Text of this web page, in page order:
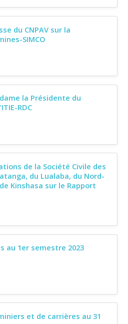
du CNPAV sur la
SIMCO
la Présidente du
RDC
de la Société Civile des
du Lualaba, du Nord-
Kinshasa sur le Rapport
au 1er semestre 2023
et de carrières au 31